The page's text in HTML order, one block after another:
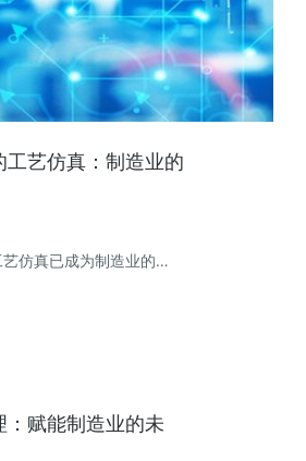
工艺仿真：制造业的
仿真已成为制造业的…
：赋能制造业的未